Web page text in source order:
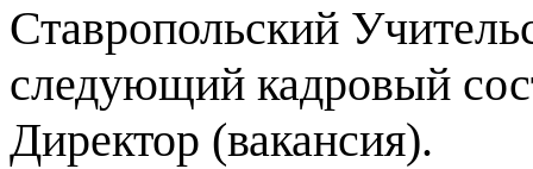
Ставропольский
следующий кадровый
Директор (вакансия).